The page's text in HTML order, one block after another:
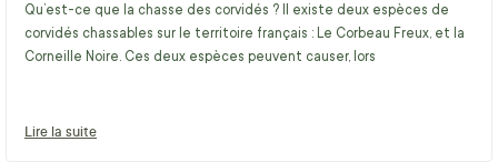
Qu’est-ce que la chasse des corvidés ? Il existe deux espèces de
corvidés chassables sur le territoire français : Le Corbeau Freux, et la
Corneille Noire. Ces deux espèces peuvent causer, lors
Lire la suite